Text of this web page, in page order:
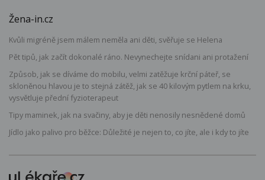
Žena-in.cz
Kvůli migréně jsem málem neměla ani děti, svěřuje se Helena
Pět tipů, jak začít dokonalé ráno. Nevynechejte snídani ani protažení
Způsob, jak se díváme do mobilu, velmi zatěžuje krční páteř, se
skloněnou hlavou je to stejná zátěž, jak se 40 kilovým pytlem na krku,
vysvětluje přední fyzioterapeut
Tipy maminek, jak na svačiny, aby je děti nenosily nesnědené domů
Jídlo jako palivo pro běžce: Důležité je nejen to, co jíte, ale i kdy to jíte